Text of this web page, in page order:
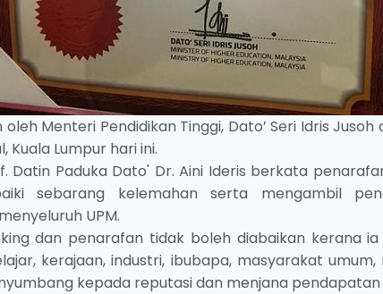
oleh Menteri Pendidikan Tinggi, Dato’ Seri Idris Jusoh
Lumpur hari ini.
Datin Paduka Dato' Dr. Aini Ideris berkata
sebarang kelemahan serta mengambil
UPM.
dan penarafan tidak boleh diabaikan kerana
kerajaan, industri, ibubapa, masyarakat
kepada reputasi dan menjana pendapatan